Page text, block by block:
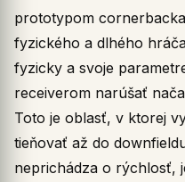
prototypom
fyzického a dlhého
fyzicky a svoje
receiverom narúšať
Toto je oblasť, v ktorej
tieňovať až do
neprichádza o rýchlosť,